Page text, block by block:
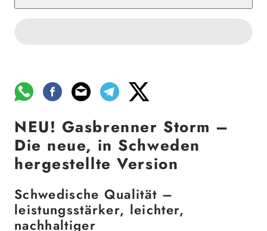
NEU! Gasbrenner Storm –
Die neue, in Schweden
hergestellte Version
Schwedische Qualität –
leistungsstärker, leichter,
nachhaltiger